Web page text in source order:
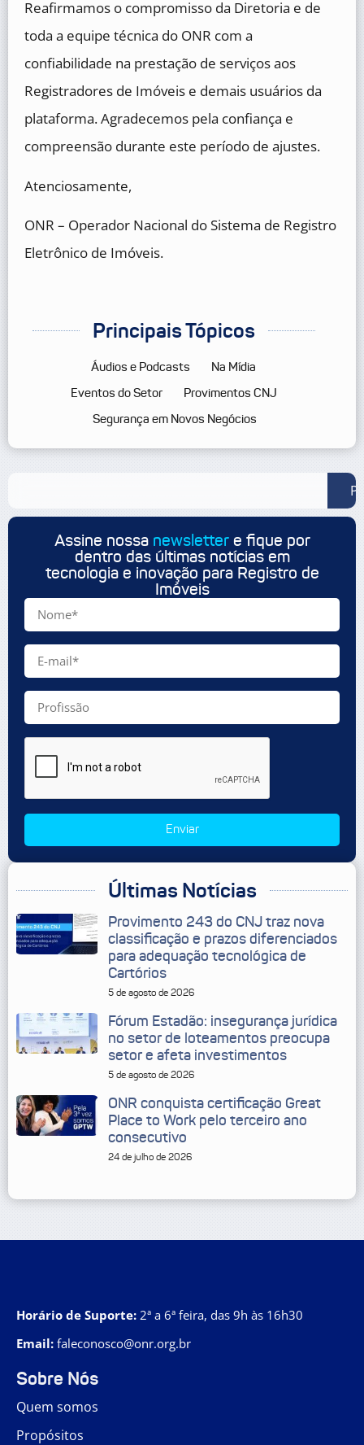
Reafirmamos o compromisso da Diretoria e de
toda a equipe técnica do ONR com a
confiabilidade na prestação de serviços aos
Registradores de Imóveis e demais usuários da
plataforma. Agradecemos pela confiança e
compreensão durante este período de ajustes.
Atenciosamente,
ONR – Operador Nacional do Sistema de Registro
Eletrônico de Imóveis.
Principais Tópicos
Áudios e Podcasts
Na Mídia
Eventos do Setor
Provimentos CNJ
Segurança em Novos Negócios
Assine nossa newslettere fique por
dentro das últimas notícias em
tecnologia e inovação para Registro de
Imóveis
Enviar
Últimas Notícias
Provimento 243 do CNJ traz nova
classificação e prazos diferenciados
para adequação tecnológica de
Cartórios
5 de agosto de 2026
Fórum Estadão: insegurança jurídica
no setor de loteamentos preocupa
setor e afeta investimentos
5 de agosto de 2026
ONR conquista certificação Great
Place to Work pelo terceiro ano
consecutivo
24 de julho de 2026
Horário de Suporte: 2ª a 6ª feira, das 9h às 16h30
Email: faleconosco@onr.org.br
Sobre Nós
Quem somos
Propósitos